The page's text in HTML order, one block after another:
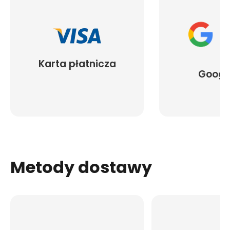
Karta płatnicza
Metody dostawy